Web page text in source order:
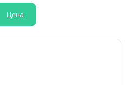
Цена